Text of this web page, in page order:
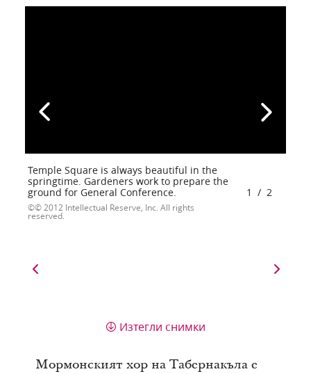
Temple Square is always beautiful in the
springtime. Gardeners work to prepare the
ground for General Conference.
© 2012 Intellectual Reserve, Inc. All rights
reserved.
1 / 2
Изтегли снимки
Мормонският хор на Табернакъла е